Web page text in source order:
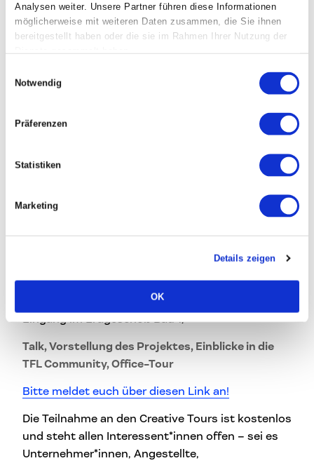
Analysen weiter. Unsere Partner führen diese Informationen
möglicherweise mit weiteren Daten zusammen, die Sie ihnen
bereitgestellt haben oder die sie im Rahmen Ihrer Nutzung der
Notwendig
Präferenzen
Statistiken
Marketing
Details zeigen
OK
Creators können ihreZielgruppenmittels einer
KI-basierten Customer Intelligence Plattform
viel
stellt den Grundgedanken hinter ihrer
Unternehmensidee vor, erzählt, wie AI Kreativität
unterstützen kann und gibt exklusive Einblicke in
Die Vorstellung findet im Rahmen des
“Spot
statt, bei dem Mieter*innen der Tabakfabrik
Gedanke
Tabakfabrik Linz, Spot On (Direkt beim
Eingang im Erdgeschoß Bau 1)
Talk, Vorstellung des Projektes, Einblicke in die
TFL Community, Office-Tour
Bitte meldet euch über diesen Link an!
Die Teilnahme an den Creative Tours ist kostenlos
und steht allen Interessent*innen offen – sei es
Unternehmer*innen, Angestellte,